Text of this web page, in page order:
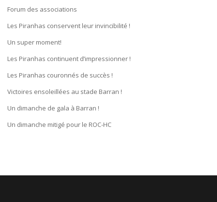
Forum des associations
Les Piranhas conservent leur invincibilité !
Un super moment!
Les Piranhas continuent d’impressionner !
Les Piranhas couronnés de succès !
Victoires ensoleillées au stade Barran !
Un dimanche de gala à Barran !
Un dimanche mitigé pour le ROC-HC